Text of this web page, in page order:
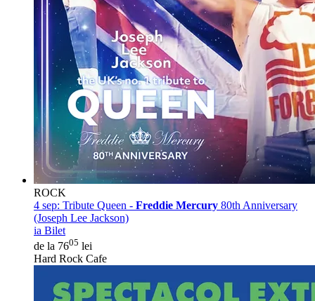
ROCK
4 sep: Tribute Queen - Freddie Mercury 80th Anniversary
(Joseph Lee Jackson)
ia Bilet
de la 7605 lei
Hard Rock Cafe